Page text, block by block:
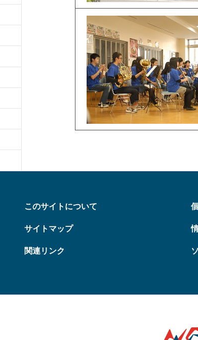
このサイトについて
サイトマップ
関連リンク